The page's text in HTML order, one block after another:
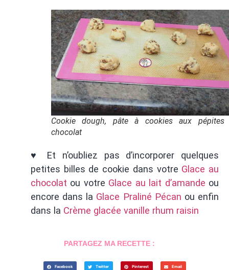
Cookie dough, pâte à cookies aux pépites
chocolat
♥ Et n’oubliez pas d’incorporer quelques
petites billes de cookie dans votre Glace au
chocolat ou votre Glace au lait d’amande ou
encore dans la Glace Praliné Pécan ou enfin
dans la Crème glacée vanille rhum raisin
PARTAGEZ MA RECETTE :
Facebook Twitter Pinterest Email